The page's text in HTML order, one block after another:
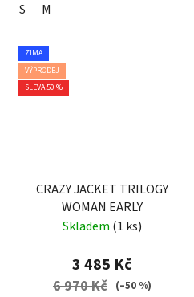
S M
ZIMA
VÝPRODEJ
SLEVA 50 %
CRAZY JACKET TRILOGY
WOMAN EARLY
Skladem (1 ks)
3 485 Kč
6 970 Kč (–50 %)